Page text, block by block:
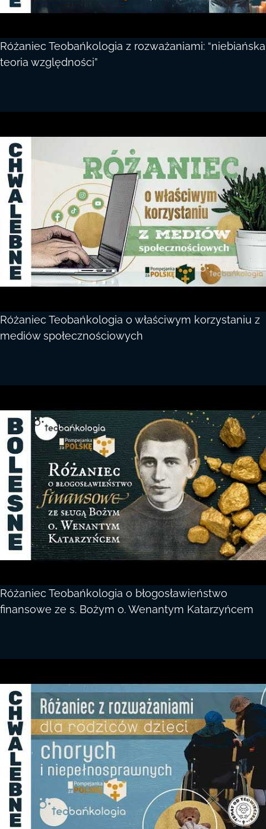
Różaniec Teobańkologia z rozważaniami: “niebiańska
teoria względności”
Różaniec Teobańkologia o właściwym korzystaniu z
mediów społecznościowych
Różaniec Teobańkologia o błogosławieństwo
finansowe ze s. Bożym o. Wenantym Katarzyńcem